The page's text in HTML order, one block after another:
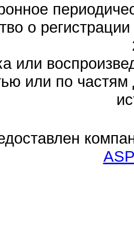
о
или
или по частям